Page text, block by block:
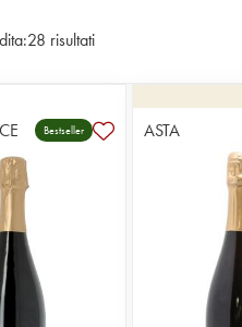
28 risultati
Bestseller ASTA